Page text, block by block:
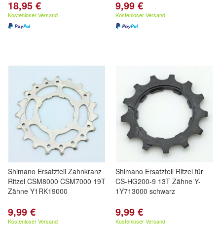
18,95 €
Kostenloser Versand
9,99 €
Kostenloser Versand
Shimano Ersatzteil Zahnkranz
Ritzel CSM8000 CSM7000 19T
Zähne Y1RK19000
9,99 €
Kostenloser Versand
Shimano Ersatzteil Ritzel für
CS-HG200-9 13T Zähne Y-
1Y713000 schwarz
9,99 €
Kostenloser Versand